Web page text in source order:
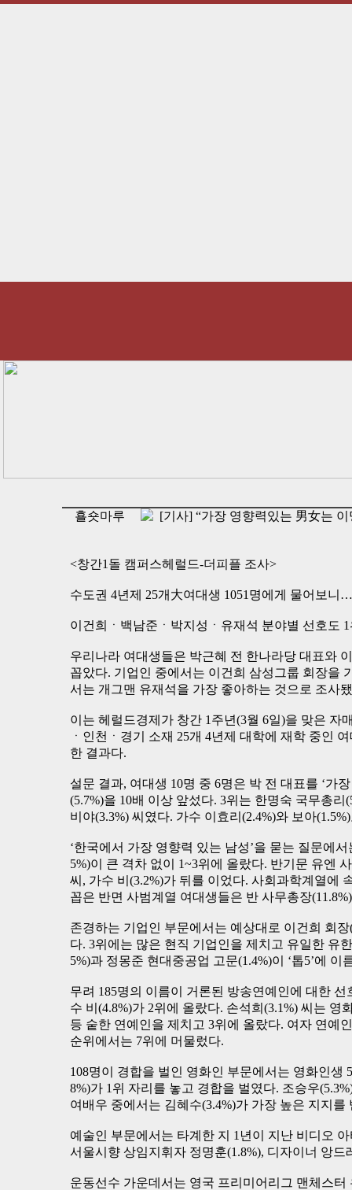
횰숏마루 [기사] “가장 영향력있는 男女는 이
<창간1돌 캠퍼스헤럴드-더피플 조사>
수도권 4년제 25개大여대생 1051명에게 물어보니…
이건희ㆍ백남준ㆍ박지성ㆍ유재석 분야별 선호도 1
우리나라 여대생들은 박근혜 전 한나라당 대표와
꼽았다. 기업인 중에서는 이건희 삼성그룹 회장을
서는 개그맨 유재석을 가장 좋아하는 것으로 조사
이는 헤럴드경제가 창간 1주년(3월 6일)을 맞은
ㆍ인천ㆍ경기 소재 25개 4년제 대학에 재학 중인
한 결과다.
설문 결과, 여대생 10명 중 6명은 박 전 대표를 ‘가
(5.7%)을 10배 이상 앞섰다. 3위는 한명숙 국무총
비야(3.3%) 씨였다. 가수 이효리(2.4%)와 보아
‘한국에서 가장 영향력 있는 남성’을 묻는 질문에
5%)이 큰 격차 없이 1~3위에 올랐다. 반기문 유엔
씨, 가수 비(3.2%)가 뒤를 이었다. 사회과학계열에
꼽은 반면 사범계열 여대생들은 반 사무총장
존경하는 기업인 부문에서는 예상대로 이건희 회
다. 3위에는 많은 현직 기업인을 제치고 유일한 유
5%)과 정몽준 현대중공업 고문(1.4%)이 ‘톱5’에 이
무려 185명의 이름이 거론된 방송연예인에 대한
수 비(4.8%)가 2위에 올랐다. 손석희(3.1%) 씨는 영
등 숱한 연예인을 제치고 3위에 올랐다. 여자 연예
순위에서는 7위에 머물렀다.
108명이 경합을 벌인 영화인 부문에서는 영화인생
8%)가 1위 자리를 놓고 경합을 벌였다. 조승우
여배우 중에서는 김혜수(3.4%)가 가장 높은 지지
예술인 부문에서는 타계한 지 1년이 지난 비디오
서울시향 상임지휘자 정명훈(1.8%), 디자이너 앙드
운동선수 가운데서는 영국 프리미어리그 맨체스